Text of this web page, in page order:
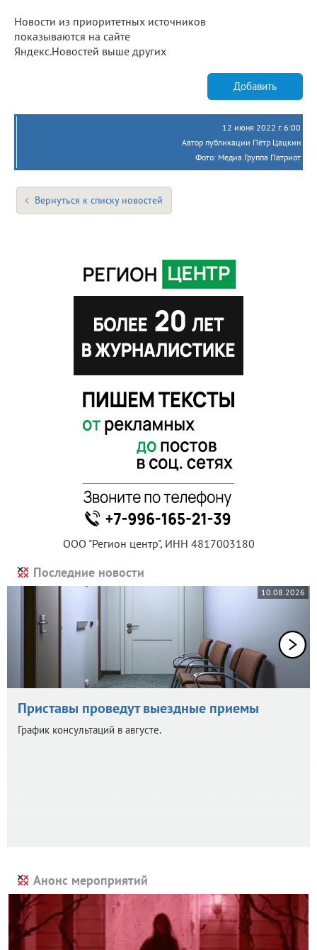
Новости из приоритетных источников
показываются на сайте
Яндекс.Новостей выше других
Добавить
12 июня 2022 г. 6:00
Автор публикации Пётр Цацкин
Фото: Медиа Группа Патриот
Вернуться к списку новостей
ООО "Регион центр", ИНН 4817003180
Последние новости
10.08.2026
Приставы проведут выездные приемы
График консультаций в августе.
Анонс мероприятий